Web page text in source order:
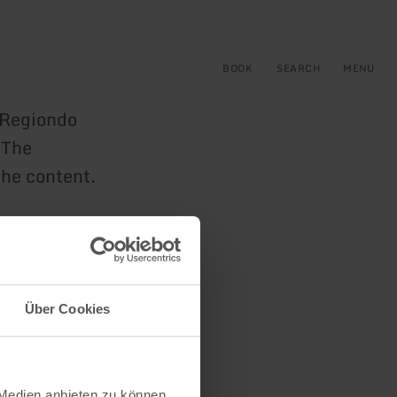
Über Cookies
BOOK SEARCH MENU
content.